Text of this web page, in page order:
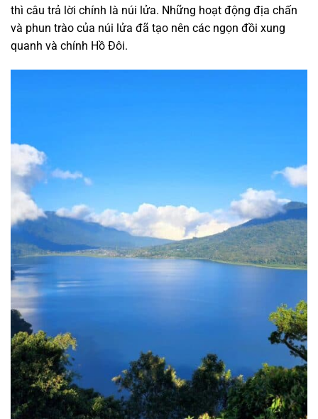
thì câu trả lời chính là núi lửa. Những hoạt động địa chấn
và phun trào của núi lửa đã tạo nên các ngọn đồi xung
quanh và chính Hồ Đôi.